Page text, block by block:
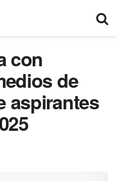
con
de
aspirantes